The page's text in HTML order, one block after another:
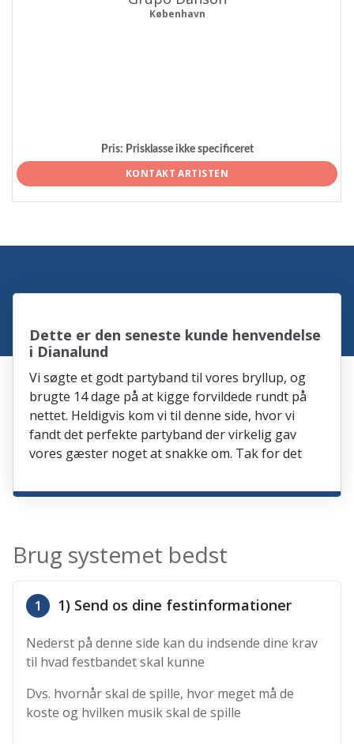
København
Pris: Prisklasse ikke specificeret
KONTAKT ARTISTEN
Dette er den seneste kunde henvendelse
i Dianalund
Vi søgte et godt partyband til vores bryllup, og
brugte 14 dage på at kigge forvildede rundt på
nettet. Heldigvis kom vi til denne side, hvor vi
fandt det perfekte partyband der virkelig gav
vores gæster noget at snakke om. Tak for det
Brug systemet bedst
1 1) Send os dine festinformationer
Nederst på denne side kan du indsende dine krav
til hvad festbandet skal kunne
Dvs. hvornår skal de spille, hvor meget må de
koste og hvilken musik skal de spille